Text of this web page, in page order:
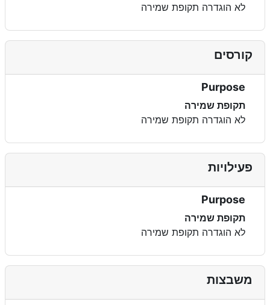
לא הוגדרה תקופת שמירה
קורסים
Purpose
תקופת שמירה
לא הוגדרה תקופת שמירה
פעילויות
Purpose
תקופת שמירה
לא הוגדרה תקופת שמירה
משבצות